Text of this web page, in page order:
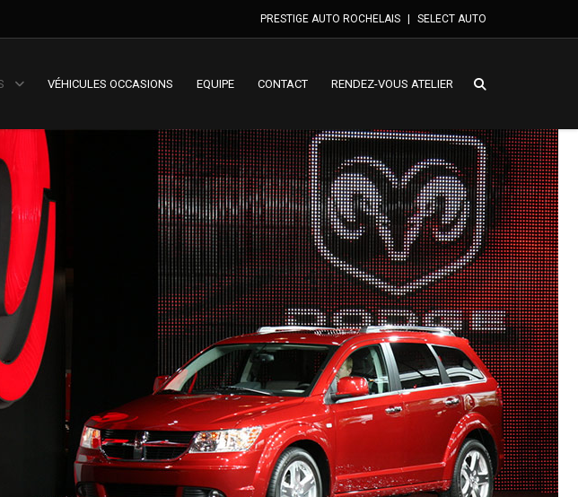
PRESTIGE AUTO ROCHELAIS SELECT AUTO
VÉHICULES OCCASIONS EQUIPE CONTACT RENDEZ-VOUS ATELIER